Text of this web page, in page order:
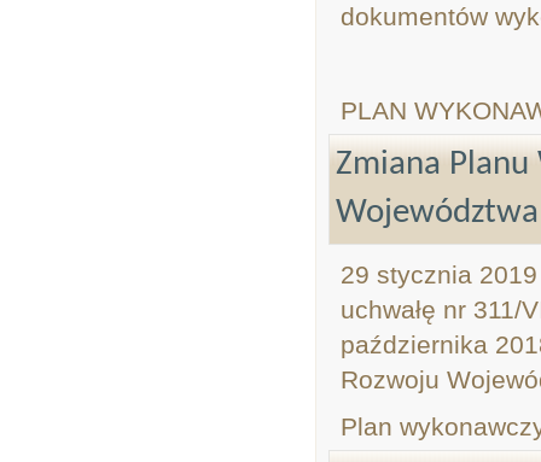
dokumentów
PLAN
Zmiana Planu
29 stycznia
uchwałę nr 311/
października
Rozwoju
Plan